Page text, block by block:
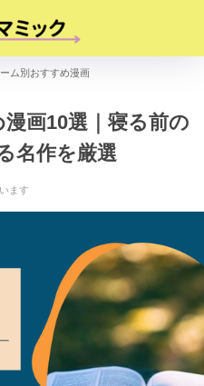
ム別おすすめ漫画
漫画10選｜寝る前の
名作を厳選
ます